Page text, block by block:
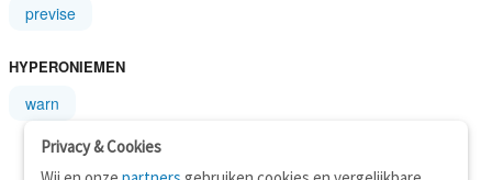
previse
HYPERONIEMEN
warn
Privacy & Cookies